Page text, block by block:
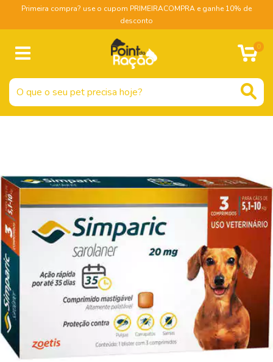
Primeira compra? use o cupom PRIMEIRACOMPRA e ganhe 10% de
desconto
0